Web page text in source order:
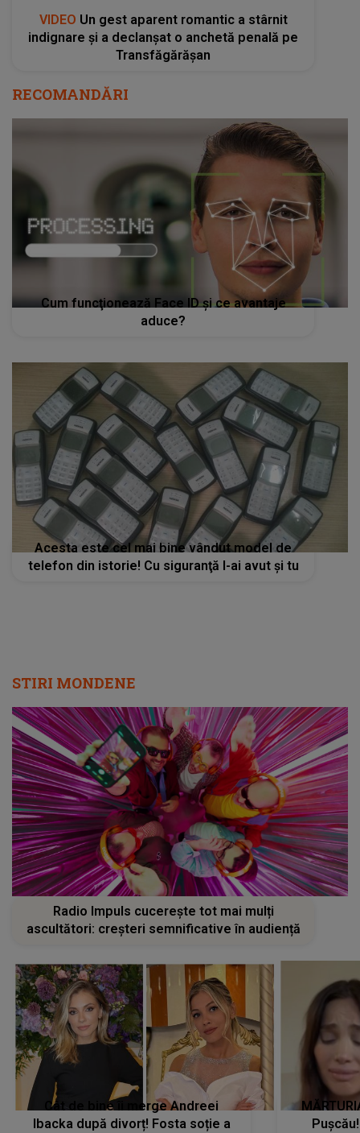
VIDEO Un gest aparent romantic a stârnit
indignare și a declanșat o anchetă penală pe
Transfăgărășan
RECOMANDĂRI
Cum funcţionează Face ID şi ce avantaje
aduce?
Acesta este cel mai bine vândut model de
telefon din istorie! Cu siguranţă l-ai avut şi tu
STIRI MONDENE
Radio Impuls cucerește tot mai mulți
ascultători: creșteri semnificative în audiență
Cât de bine îi merge Andreei
Ibacka după divorț! Fosta soție a